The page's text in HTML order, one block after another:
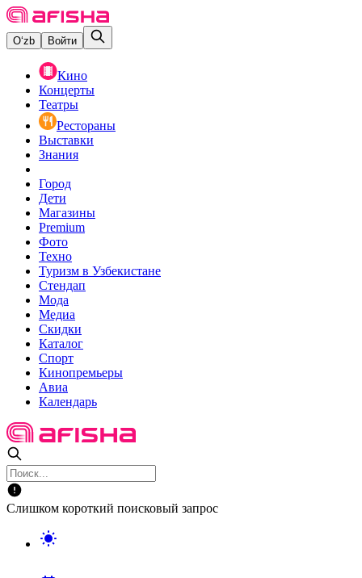
O‘zb Войти
Кино
Концерты
Театры
Рестораны
Выставки
Знания
Город
Дети
Магазины
Premium
Фото
Техно
Туризм в Узбекистане
Стендап
Мода
Медиа
Скидки
Каталог
Спорт
Кинопремьеры
Авиа
Календарь
Слишком короткий поисковый запрос